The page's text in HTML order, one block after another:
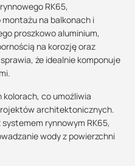
RK65,
na balkonach i
proszkowo aluminium,
na korozję oraz
że idealnie komponuje
co umożliwia
architektonicznych.
rynnowym RK65,
wody z powierzchni